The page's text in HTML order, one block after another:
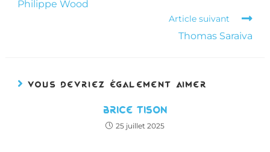
Philippe Wood
Article suivant
Thomas Saraiva
VOUS DEVRIEZ ÉGALEMENT AIMER
BRICE TISON
25 juillet 2025